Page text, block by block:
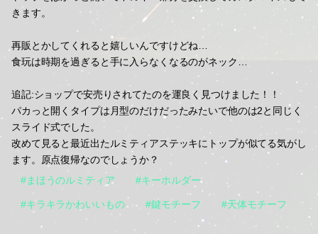
きます。
再販とかしてくれると嬉しいんですけどね…
食玩は時期を過ぎると手に入らなくなるのがネック…
追記:ショップで安売りされてたのを運良く見つけました！！
パカっと開くタイプは月型のだけだったみたいで他のは2と同じく
スライド式でした。
改めて見ると最近出たルミティアステッキにトップが似てる気がし
ます。原点復帰なのでしょうか？
#まほうのルミティア
#キーホルダー
#キラキラかわいいもの #鍵モチーフ #天体モチーフ